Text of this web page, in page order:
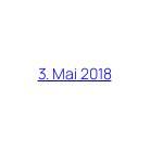
3. Mai 2018